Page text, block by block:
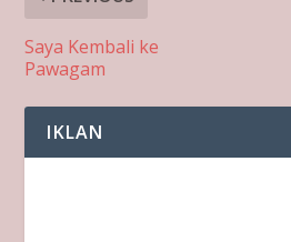
Saya Kembali ke
Pawagam
IKLAN